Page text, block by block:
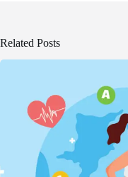
Related Posts